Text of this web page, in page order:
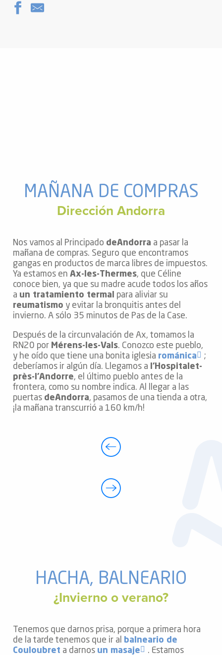
MAÑANA DE COMPRAS
Dirección Andorra
Nos vamos al Principado deAndorra a pasar la
mañana de compras. Seguro que encontramos
gangas en productos de marca libres de impuestos.
Ya estamos enAx-les-Thermes, que Céline
conoce bien, ya que su madre acude todos los años
a un tratamiento termal
para aliviar su
reumatismo y evitar la bronquitis antes del
invierno. A sólo 35 minutos de Pas de la Case.
Después de la circunvalación de Ax, tomamos la
RN20 por Mérens-les-Vals. Conozco este pueblo,
y he oído que tiene una bonita iglesia románica
;
deberíamos ir algún día. Llegamos a l’Hospitalet-
près-l’Andorre, el último pueblo antes de la
frontera, como su nombre indica. Al llegar a las
puertas deAndorra, pasamos de una tienda a otra,
¡la mañana transcurrió a 160 km/h!
HACHA, BALNEARIO
¿Invierno o verano?
Tenemos que darnos prisa, porque a primera hora
de la tarde tenemos que ir al balneario de
Couloubret a darnos un masaje . Estamos